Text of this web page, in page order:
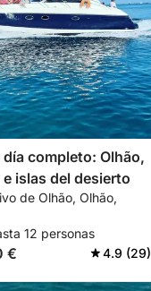
completo: Olhão,
e islas del desierto
de Olhão, Olhão,
12 personas
€ 4.9 (29)